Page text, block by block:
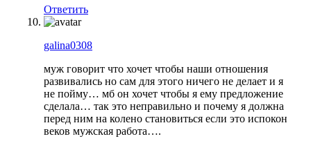
Ответить
galina0308
муж говорит что хочет чтобы наши отношения
развивались но сам для этого ничего не делает и я
не пойму… мб он хочет чтобы я ему предложение
сделала… так это неправильно и почему я должна
перед ним на колено становиться если это испокон
веков мужская работа….